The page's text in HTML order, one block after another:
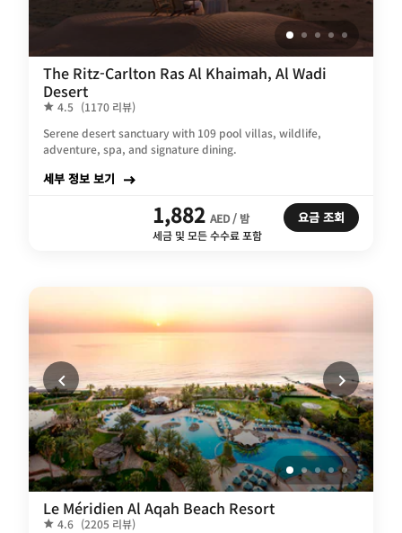
The Ritz-Carlton Ras Al Khaimah, Al Wadi
Desert
4.5 (1170 리뷰)
Serene desert sanctuary with 109 pool villas, wildlife,
adventure, spa, and signature dining.
세부 정보 보기
1,882 AED / 밤
세금 및 모든 수수료 포함
요금 조회
Le Méridien Al Aqah Beach Resort
4.6 (2205 리뷰)